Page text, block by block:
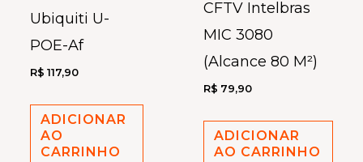
Ubiquiti U-
POE-Af
R$ 117,90
ADICIONAR
AO
CARRINHO
CFTV Intelbras
MIC 3080
(Alcance 80 M²)
R$ 79,90
ADICIONAR
AO CARRINHO